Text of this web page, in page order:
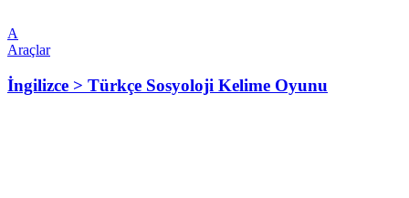
A
Araçlar
İngilizce > Türkçe Sosyoloji Kelime Oyunu